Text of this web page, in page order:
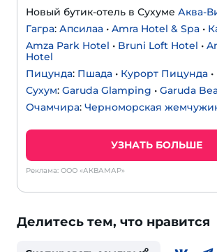
Новый бутик-отель в Сухуме Аква-
Гагра: Апсилаа • Amra Hotel & Spa •
Amza Park Hotel • Bruni Loft Hotel •
Hotel
Пицунда: Пшада • Курорт Пицунда •
Сухум: Garuda Glamping • Garuda
Очамчира: Черноморская
УЗНАТЬ БОЛЬШЕ
Реклама: ООО «АКВАМАР»
Делитесь тем, что нравится